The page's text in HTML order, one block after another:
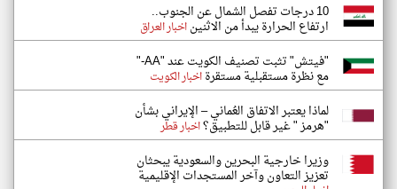
10 درجات تفصل الشمال عن الجنوب..
ارتفاع الحرارة يبدأ من الاثنيناخبار العراق
"فيتش" تثبت تصنيف الكويت عند "AA-"
مع نظرة مستقبلية مستقرةاخبار الكويت
لماذا يعتبر الاتفاق العُماني – الإيراني بشأن
"هرمز " غير قابل للتطبيق؟اخبار قطر
وزيرا خارجية البحرين والسعودية يبحثان
تعزيز التعاون وآخر المستجدات الإقليمية